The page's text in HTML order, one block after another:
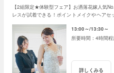
【2組限定★体験型フェア】お洒落花嫁人気
レスが試着できる！ポイントメイクやヘア
13:00～ 13:30～
4時間程
詳しくみる